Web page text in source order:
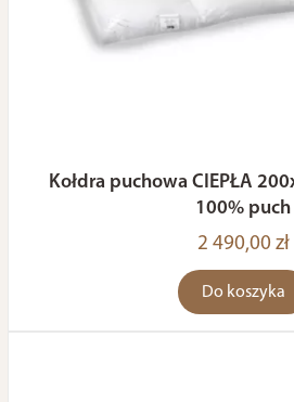
Kołdra puchowa CIEPŁA
100% puch
2 490,00 zł
Do koszyka